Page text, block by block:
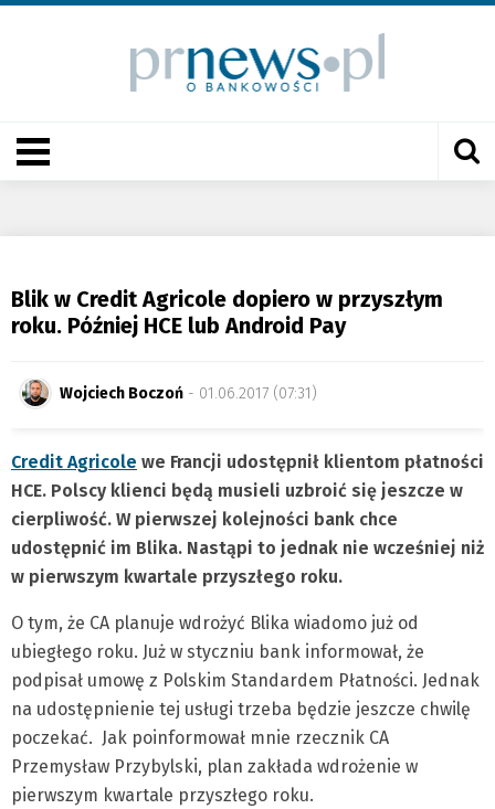
Blik w Credit Agricole dopiero w przyszłym
roku. Później HCE lub Android Pay
Wojciech Boczoń - 01.06.2017 (07:31)
Credit Agricole we Francji udostępnił klientom płatności
HCE. Polscy klienci będą musieli uzbroić się jeszcze w
cierpliwość. W pierwszej kolejności bank chce
udostępnić im Blika. Nastąpi to jednak nie wcześniej niż
w pierwszym kwartale przyszłego roku.
O tym, że CA planuje wdrożyć Blika wiadomo już od
ubiegłego roku. Już w styczniu bank informował, że
podpisał umowę z Polskim Standardem Płatności. Jednak
na udostępnienie tej usługi trzeba będzie jeszcze chwilę
poczekać. Jak poinformował mnie rzecznik CA
Przemysław Przybylski, plan zakłada wdrożenie w
pierwszym kwartale przyszłego roku.